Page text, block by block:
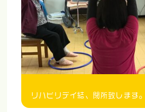
リハビリデイ結、閉所致します